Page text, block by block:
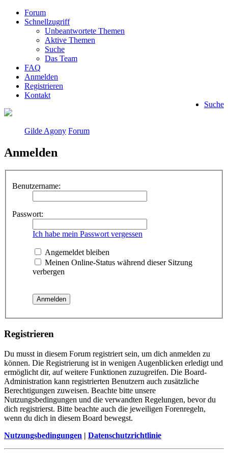
Forum
Schnellzugriff
Unbeantwortete Themen
Aktive Themen
Suche
Das Team
FAQ
Anmelden
Registrieren
Kontakt
Suche
Gilde Agony Forum
Anmelden
Benutzername:
Passwort:
Ich habe mein Passwort vergessen
Angemeldet bleiben
Meinen Online-Status während dieser Sitzung
verbergen
Registrieren
Du musst in diesem Forum registriert sein, um dich anmelden zu
können. Die Registrierung ist in wenigen Augenblicken erledigt und
ermöglicht dir, auf weitere Funktionen zuzugreifen. Die Board-
Administration kann registrierten Benutzern auch zusätzliche
Berechtigungen zuweisen. Beachte bitte unsere
Nutzungsbedingungen und die verwandten Regelungen, bevor du
dich registrierst. Bitte beachte auch die jeweiligen Forenregeln,
wenn du dich in diesem Board bewegst.
Nutzungsbedingungen | Datenschutzrichtlinie